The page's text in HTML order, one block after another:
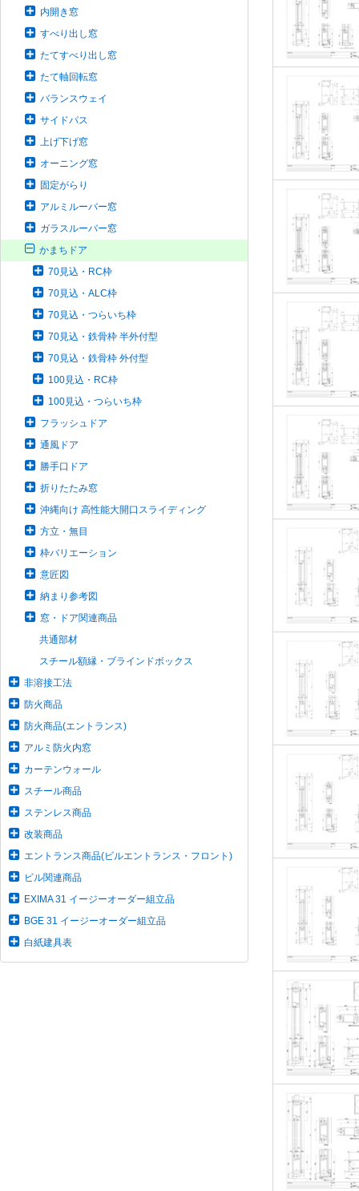
内開き窓
すべり出し窓
たてすべり出し窓
たて軸回転窓
バランスウェイ
サイドパス
上げ下げ窓
オーニング窓
固定がらり
アルミルーバー窓
ガラスルーバー窓
かまちドア
70見込・RC枠
70見込・ALC枠
70見込・つらいち枠
70見込・鉄骨枠 半外付型
70見込・鉄骨枠 外付型
100見込・RC枠
100見込・つらいち枠
フラッシュドア
通風ドア
勝手口ドア
折りたたみ窓
沖縄向け 高性能大開口スライディング
方立・無目
枠バリエーション
意匠図
納まり参考図
窓・ドア関連商品
共通部材
スチール額縁・ブラインドボックス
非溶接工法
防火商品
防火商品(エントランス)
アルミ防火内窓
カーテンウォール
スチール商品
ステンレス商品
改装商品
エントランス商品(ビルエントランス・フロント)
ビル関連商品
EXIMA 31 イージーオーダー組立品
BGE 31 イージーオーダー組立品
白紙建具表